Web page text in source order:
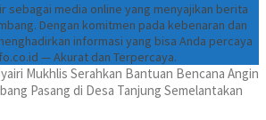
sebagai media online yang menyajikan berita
Dengan komitmen pada kebenaran dan
informasi yang bisa Anda percaya
— Akurat dan Terpercaya.
Mukhlis Serahkan Bantuan Bencana Angin
Pasang di Desa Tanjung Semelantakan